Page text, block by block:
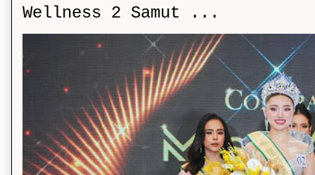
Wellness 2 Samut ...